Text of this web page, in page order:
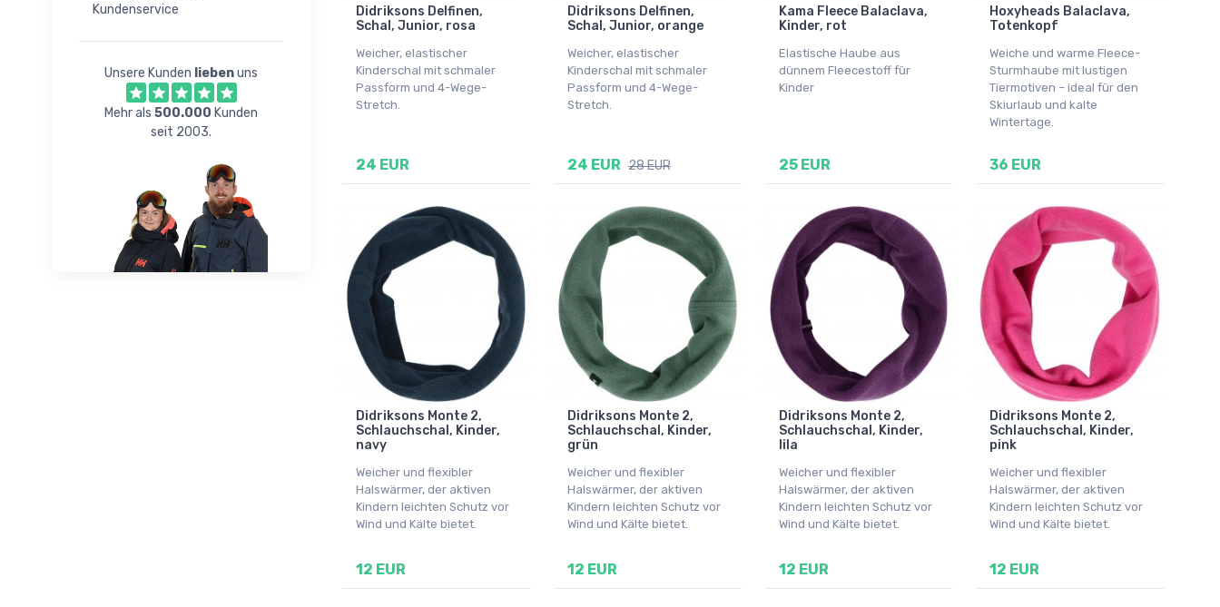
Kundenservice
Unsere Kunden liebenuns
Mehr als 500.000 Kunden
seit 2003.
Didriksons Delfinen,
Schal, Junior, rosa
Weicher, elastischer
Kinderschal mit schmaler
Passform und 4-Wege-
Stretch.
24 EUR
Didriksons Delfinen,
Schal, Junior, orange
Weicher, elastischer
Kinderschal mit schmaler
Passform und 4-Wege-
Stretch.
24 EUR 28 EUR
Kama Fleece Balaclava,
Kinder, rot
Elastische Haube aus
dünnem Fleecestoff für
Kinder
25 EUR
Hoxyheads Balaclava,
Totenkopf
Weiche und warme Fleece-
Sturmhaube mit lustigen
Tiermotiven – ideal für den
Skiurlaub und kalte
Wintertage.
36 EUR
Didriksons Monte 2,
Schlauchschal, Kinder,
navy
Weicher und flexibler
Halswärmer, der aktiven
Kindern leichten Schutz vor
Wind und Kälte bietet.
12 EUR
Didriksons Monte 2,
Schlauchschal, Kinder,
grün
Weicher und flexibler
Halswärmer, der aktiven
Kindern leichten Schutz vor
Wind und Kälte bietet.
12 EUR
Didriksons Monte 2,
Schlauchschal, Kinder,
lila
Weicher und flexibler
Halswärmer, der aktiven
Kindern leichten Schutz vor
Wind und Kälte bietet.
12 EUR
Didriksons Monte 2,
Schlauchschal, Kinder,
pink
Weicher und flexibler
Halswärmer, der aktiven
Kindern leichten Schutz vor
Wind und Kälte bietet.
12 EUR